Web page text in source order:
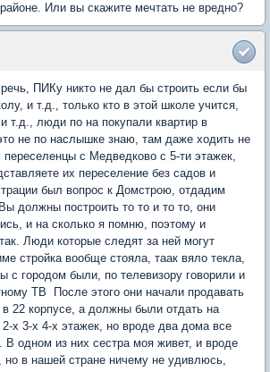
Или вы скажите мечтать не вредно?
ПИКу никто не дал бы строить если бы
и т.д., только кто в этой школе учится,
т.д., люди по на покупали квартир в
не по наслышке знаю, там даже ходить не
с Медведково с 5-ти этажек,
их переселение без садов и
был вопрос к Домстрою, отдадим
должны построить то то и то то, они
и на сколько я помню, поэтому и
Люди которые следят за ней могут
стройка вообще стояла, таак вяло текла,
с городом были, по телевизору говорили и
ТВ После этого они начали продавать
в 22 корпусе, а должны были отдать на
2-х 3-х 4-х этажек, но вроде два дома все
В одном из них сестра моя живет, и вроде
в нашей стране ничему не удивлюсь,